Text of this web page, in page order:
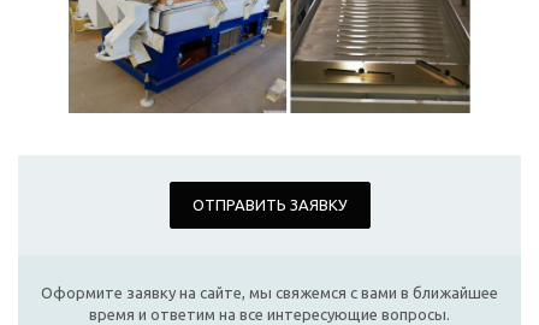
ОТПРАВИТЬ ЗАЯВКУ
Оформите заявку на сайте, мы свяжемся с вами в ближайшее
время и ответим на все интересующие вопросы.